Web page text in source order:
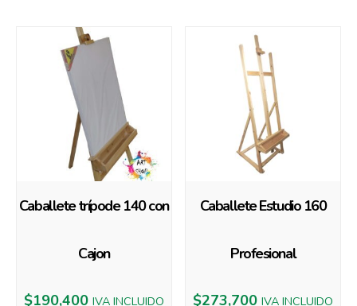
Caballete trípode 140 con
Cajon
$190,400 IVA INCLUIDO
Caballete Estudio 160
Profesional
$273,700 IVA INCLUIDO